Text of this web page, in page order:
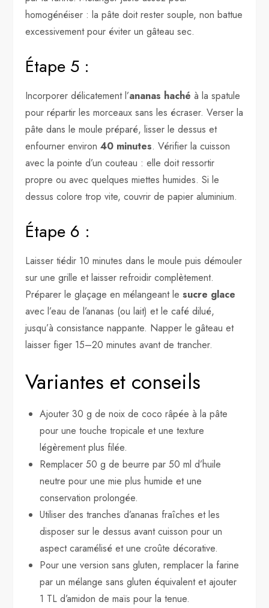
homogénéiser : la pâte doit rester souple, non battue
excessivement pour éviter un gâteau sec.
Étape 5 :
Incorporer délicatement l’ananas haché à la spatule
pour répartir les morceaux sans les écraser. Verser la
pâte dans le moule préparé, lisser le dessus et
enfourner environ40 minutes. Vérifier la cuisson
avec la pointe d’un couteau : elle doit ressortir
propre ou avec quelques miettes humides. Si le
dessus colore trop vite, couvrir de papier aluminium.
Étape 6 :
Laisser tiédir 10 minutes dans le moule puis démouler
sur une grille et laisser refroidir complètement.
Préparer le glaçage en mélangeant lesucre glace
avec l’eau de l’ananas (ou lait) et le café dilué,
jusqu’à consistance nappante. Napper le gâteau et
laisser figer 15–20 minutes avant de trancher.
Variantes et conseils
Ajouter 30 g de noix de coco râpée à la pâte
pour une touche tropicale et une texture
légèrement plus filée.
Remplacer 50 g de beurre par 50 ml d’huile
neutre pour une mie plus humide et une
conservation prolongée.
Utiliser des tranches d’ananas fraîches et les
disposer sur le dessus avant cuisson pour un
aspect caramélisé et une croûte décorative.
Pour une version sans gluten, remplacer la farine
par un mélange sans gluten équivalent et ajouter
1 TL d’amidon de maïs pour la tenue.